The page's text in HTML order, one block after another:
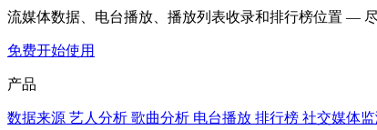
流媒体数据、电台播放、播放列表收录和排行榜位置 — 尽
免费开始使用
产品
数据来源 艺人分析 歌曲分析 电台播放 排行榜 社交媒体监